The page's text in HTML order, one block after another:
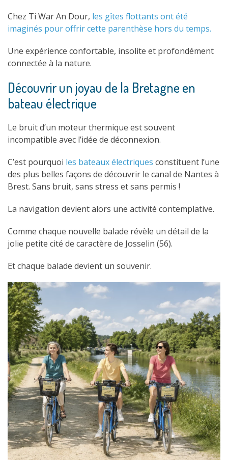
Chez Ti War An Dour, les gîtes flottants ont été
imaginés pour offrir cette parenthèse hors du temps.
Une expérience confortable, insolite et profondément
connectée à la nature.
Découvrir un joyau de la Bretagne en
bateau électrique
Le bruit d’un moteur thermique est souvent
incompatible avec l’idée de déconnexion.
C’est pourquoi les bateaux électriques constituent l’une
des plus belles façons de découvrir le canal de Nantes à
Brest. Sans bruit, sans stress et sans permis !
La navigation devient alors une activité contemplative.
Comme chaque nouvelle balade révèle un détail de la
jolie petite cité de caractère de Josselin (56).
Et chaque balade devient un souvenir.